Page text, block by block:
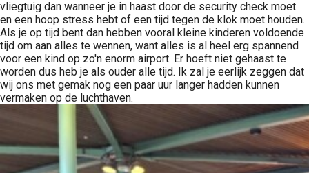
vliegtuig dan wanneer je in haast door de security check moet
en een hoop stress hebt of een tijd tegen de klok moet houden.
Als je op tijd bent dan hebben vooral kleine kinderen voldoende
tijd om aan alles te wennen, want alles is al heel erg spannend
voor een kind op zo'n enorm airport. Er hoeft niet gehaast te
worden dus heb je als ouder alle tijd. Ik zal je eerlijk zeggen dat
wij ons met gemak nog een paar uur langer hadden kunnen
vermaken op de luchthaven.